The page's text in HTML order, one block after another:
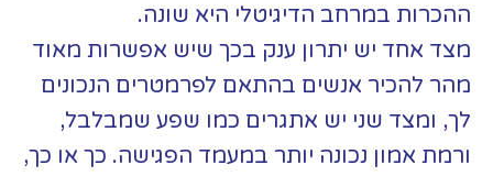
ההכרות במרחב הדיגיטלי היא שונה.
מצד אחד יש יתרון ענק בכך שיש אפשרות מאוד
מהר להכיר אנשים בהתאם לפרמטרים הנכונים
לך, ומצד שני יש אתגרים כמו שפע שמבלבל,
ורמת אמון נכונה יותר במעמד הפגישה. כך או כך,